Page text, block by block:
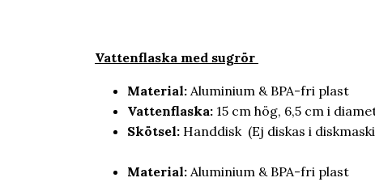
Vattenflaska med sugrör
Material: Aluminium & BPA-fri plast
Vattenflaska: 15 cm hög, 6,5 cm i
Skötsel: Handdisk (Ej diskas i
Material: Aluminium & BPA-fri plast